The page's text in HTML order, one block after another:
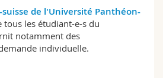
suisse de l'Université Panthéon-
tous les étudiant-e-s du
notamment des
individuelle.